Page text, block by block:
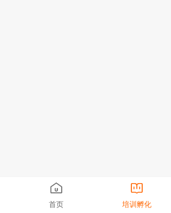
首页 培训孵化